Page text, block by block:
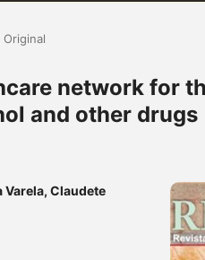
Original
network for
and other drugs
Varela, Claudete